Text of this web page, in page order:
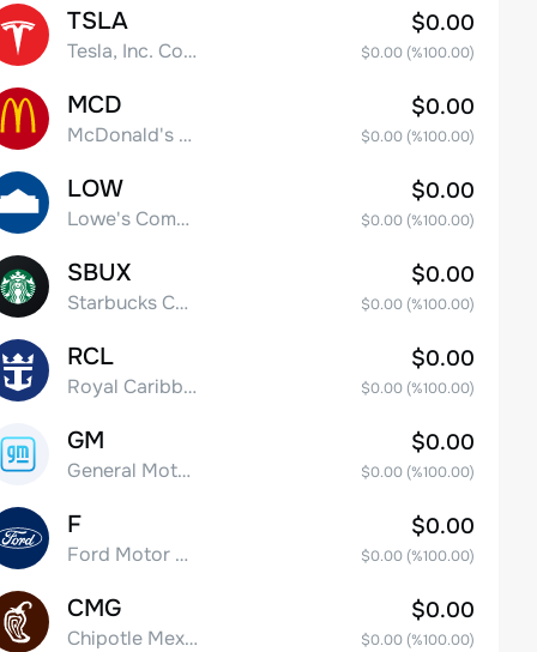
TSLA
Tesla, Inc. Common Stock
$0.00
$0.00(%100.00)
MCD
McDonald's Corporation
$0.00
$0.00(%100.00)
LOW
Lowe's Companies Inc.
$0.00
$0.00(%100.00)
SBUX
Starbucks Corp
$0.00
$0.00(%100.00)
RCL
Royal Caribbean Group
$0.00
$0.00(%100.00)
GM
General Motors Company
$0.00
$0.00(%100.00)
F
Ford Motor Company
$0.00
$0.00(%100.00)
CMG
Chipotle Mexican Grill, Inc.
$0.00
$0.00(%100.00)